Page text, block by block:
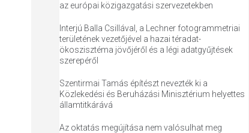
az európai közigazgatási szervezetekben
Interjú Balla Csillával, a Lechner fotogrammetriai
területének vezetőjével a hazai téradat-
ökoszisztéma jövőjéről és a légi adatgyűjtések
szerepéről
Szentirmai Tamás építészt nevezték ki a
Közlekedési és Beruházási Minisztérium helyettes
államtitkárává
Az oktatás megújítása nem valósulhat meg